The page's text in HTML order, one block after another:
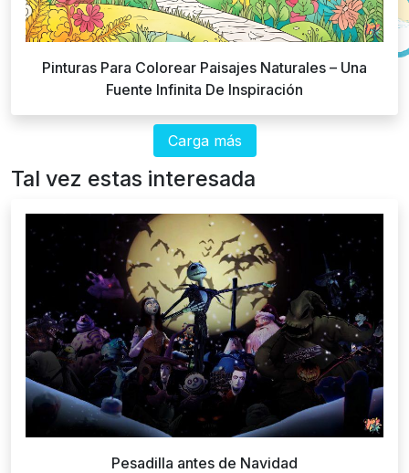
Pinturas Para Colorear Paisajes Naturales – Una
Fuente Infinita De Inspiración
Carga más
Tal vez estas interesada
Pesadilla antes de Navidad